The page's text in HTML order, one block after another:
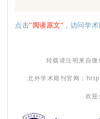
点击“阅读原文” ，访问学
转载请注明来自
北外学术期刊官网：
欢迎